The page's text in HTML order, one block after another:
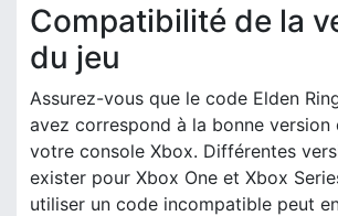
Compatibilité de la
du jeu
Assurez-vous que le code Elden
avez correspond à la bonne version
votre console Xbox. Différentes
exister pour Xbox One et Xbox
utiliser un code incompatible peut